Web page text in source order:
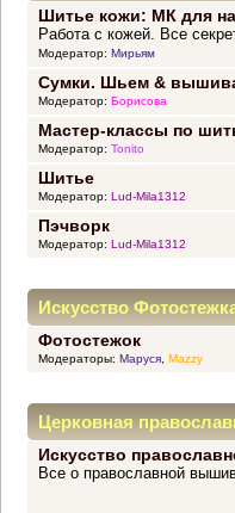
Шитье кожи: МК для
Работа с кожей. Все
Модератор: Мирьям
Сумки. Шьем &
Модератор: Борисова
Мастер-классы по
Модератор: Tonito
Шитье
Модератор: Lud-Mila1312
Пэчворк
Модератор: Lud-Mila1312
Искусство
Фотостежок
Модераторы: Маруся, Mazzy
Церковная
Искусство
Все о православной